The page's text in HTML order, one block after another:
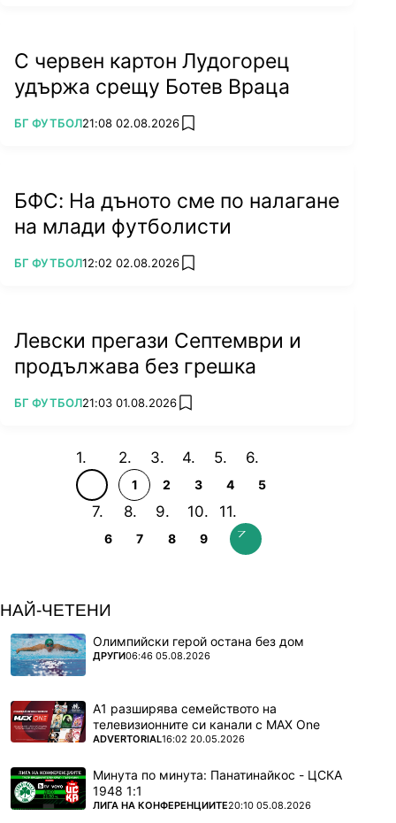
С червен картон Лудогорец
удържа срещу Ботев Враца
ПОВЕЧЕ ОТ
БГ ФУТБОЛ21:08 02.08.2026 add favorites
БФС: На дъното сме по налагане
на млади футболисти
ПОВЕЧЕ ОТ
БГ ФУТБОЛ12:02 02.08.2026 add favorites
Левски прегази Септември и
продължава без грешка
ПОВЕЧЕ ОТ
БГ ФУТБОЛ21:03 01.08.2026 add favorites
1 2 3 4 5
6 7 8 9
НАЙ-ЧЕТЕНИ
Олимпийски герой остана без дом
ПОВЕЧЕ ОТ
ДРУГИ06:46 05.08.2026
А1 разширява семейството на
телевизионните си канали с MAX One
ПОВЕЧЕ ОТ
ADVERTORIAL16:02 20.05.2026
Минута по минута: Панатинайкос - ЦСКА
1948 1:1
ПОВЕЧЕ ОТ
ЛИГА НА КОНФЕРЕНЦИИТЕ20:10 05.08.2026